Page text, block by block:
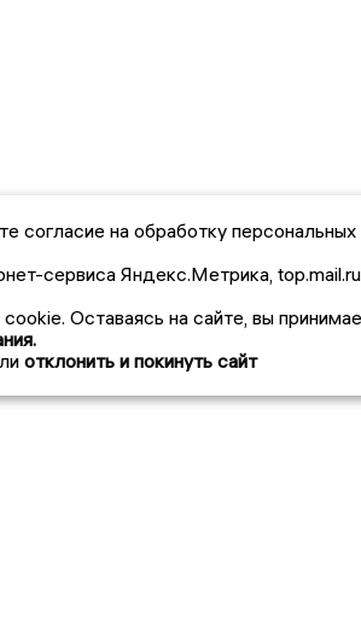
согласие на обработку персональных
сервиса Яндекс.Метрика,
Оставаясь на сайте, вы
отклонить и покинуть сайт